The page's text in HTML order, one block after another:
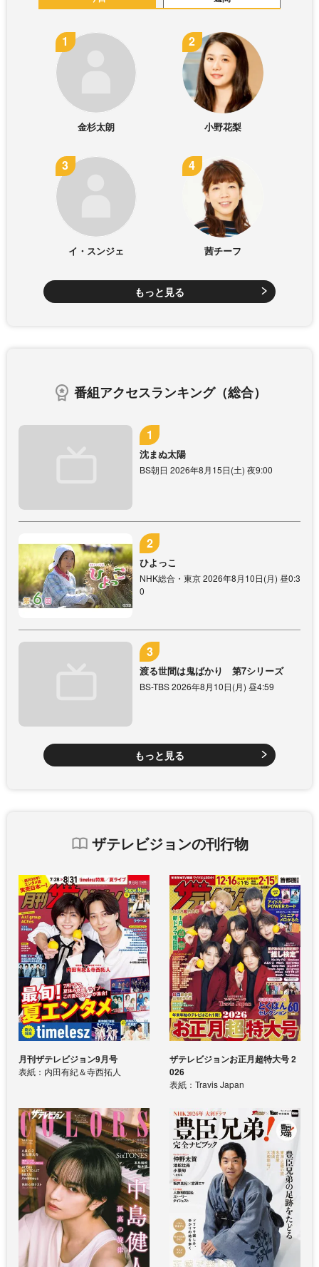
金杉太朗 小野花梨
イ・スンジェ 茜チーフ
もっと見る
番組アクセスランキング（総合）
沈まぬ太陽
BS朝日 2026年8月15日(土) 夜9:00
ひよっこ
NHK総合・東京 2026年8月10日(月) 昼0:3
0
渡る世間は鬼ばかり 第7シリーズ
BS-TBS 2026年8月10日(月) 昼4:59
もっと見る
ザテレビジョンの刊行物
月刊ザテレビジョン9月号
表紙：内田有紀＆寺西拓人
ザテレビジョンお正月超特大号 2
026
表紙：Travis Japan